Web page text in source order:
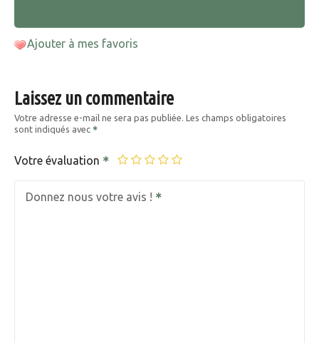
Ajouter à mes favoris
Laissez un commentaire
Votre adresse e-mail ne sera pas publiée. Les champs obligatoires
sont indiqués avec
Votre évaluation
Donnez nous votre avis !